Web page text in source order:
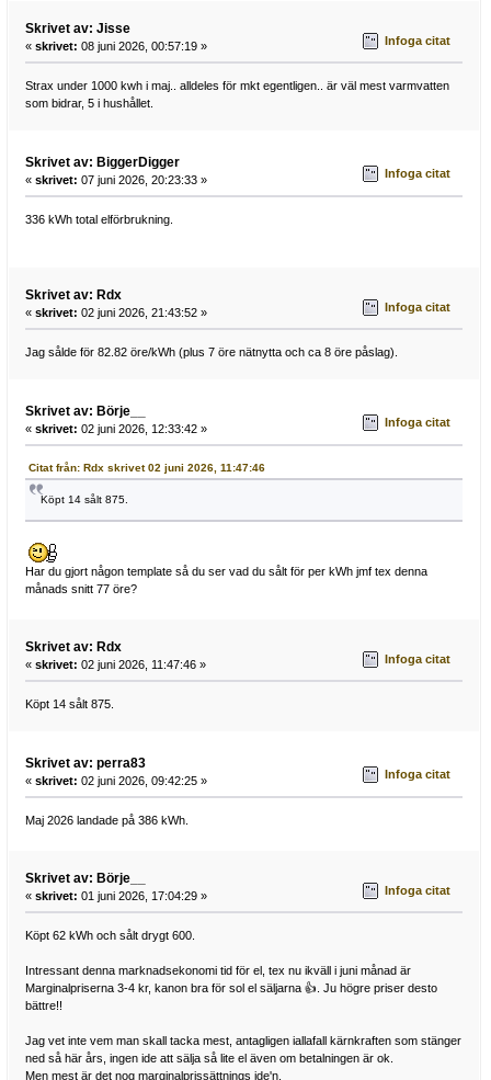
Skrivet av: Jisse
« skrivet: 08 juni 2026, 00:57:19 » Infoga citat
Strax under 1000 kwh i maj.. alldeles för mkt egentligen.. är väl mest varmvatten
som bidrar, 5 i hushållet.
Skrivet av: BiggerDigger
« skrivet: 07 juni 2026, 20:23:33 » Infoga citat
336 kWh total elförbrukning.
Skrivet av: Rdx
« skrivet: 02 juni 2026, 21:43:52 » Infoga citat
Jag sålde för 82.82 öre/kWh (plus 7 öre nätnytta och ca 8 öre påslag).
Skrivet av: Börje__
« skrivet: 02 juni 2026, 12:33:42 » Infoga citat
Citat från: Rdx skrivet 02 juni 2026, 11:47:46
Köpt 14 sålt 875.
Har du gjort någon template så du ser vad du sålt för per kWh jmf tex denna
månads snitt 77 öre?
Skrivet av: Rdx
« skrivet: 02 juni 2026, 11:47:46 » Infoga citat
Köpt 14 sålt 875.
Skrivet av: perra83
« skrivet: 02 juni 2026, 09:42:25 » Infoga citat
Maj 2026 landade på 386 kWh.
Skrivet av: Börje__
« skrivet: 01 juni 2026, 17:04:29 » Infoga citat
Köpt 62 kWh och sålt drygt 600.
Intressant denna marknadsekonomi tid för el, tex nu ikväll i juni månad är
Marginalpriserna 3-4 kr, kanon bra för sol el säljarna 👍. Ju högre priser desto
bättre!!
Jag vet inte vem man skall tacka mest, antagligen iallafall kärnkraften som stänger
ned så här års, ingen ide att sälja så lite el även om betalningen är ok.
Men mest är det nog marginalprissättnings ide'n.